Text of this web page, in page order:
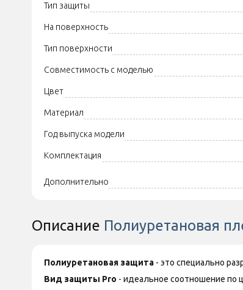
Тип защиты
На поверхность
Тип поверхности
Совместимость с моделью
Цвет
Материал
Год выпуска модели
Комплектация
Дополнительно
Описание Полиуретановая
Полиуретановая защита - это специально
Вид защиты Pro - идеальное соотношение по